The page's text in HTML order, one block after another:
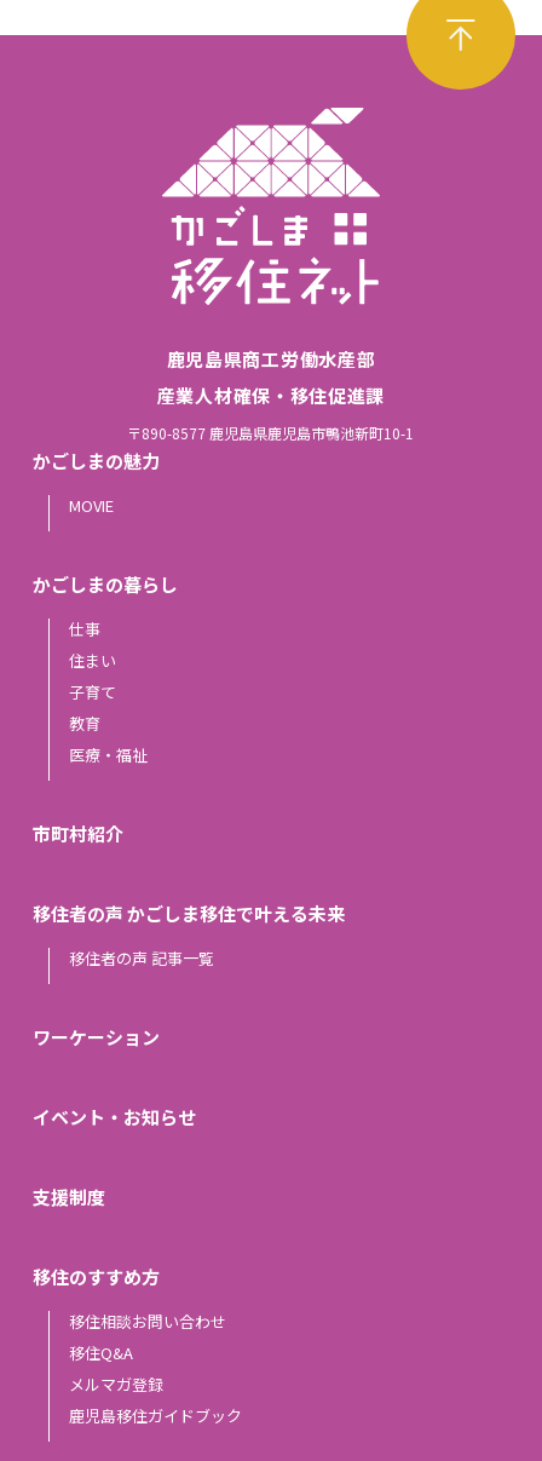
鹿児島県商工労働水産部
産業人材確保・移住促進課
〒890-8577 鹿児島県鹿児島市鴨池新町10-1
かごしまの魅力
MOVIE
かごしまの暮らし
仕事
住まい
子育て
教育
医療・福祉
市町村紹介
移住者の声 かごしま移住で叶える未来
移住者の声 記事一覧
ワーケーション
イベント・お知らせ
支援制度
移住のすすめ方
移住相談お問い合わせ
移住Q&A
メルマガ登録
鹿児島移住ガイドブック